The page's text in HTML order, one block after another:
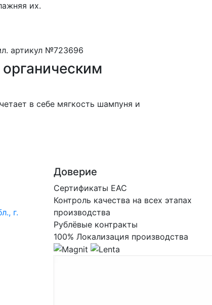
их.
в себе мягкость шампуня и
г.
Доверие
Сертификаты ЕАС
Контроль качества на всех этапах
производства
Рублёвые контракты
100% Локализация производства